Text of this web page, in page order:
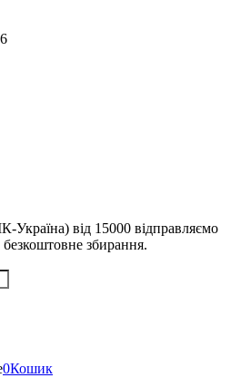
від 15000 відправляємо
збирання.
0Кошик